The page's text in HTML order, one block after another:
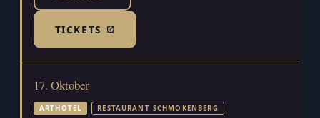
TICKETS(TICKETSHOP, ÖFFNET IN NEUEM TAB)
17. Oktober
ARTHOTEL RESTAURANT SCHMOKENBERG